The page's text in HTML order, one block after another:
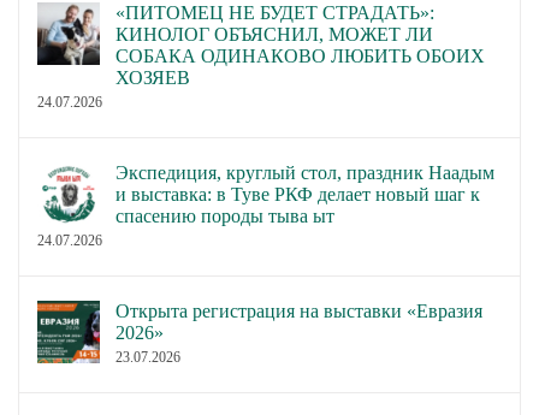
«ПИТОМЕЦ НЕ БУДЕТ СТРАДАТЬ»:
КИНОЛОГ ОБЪЯСНИЛ, МОЖЕТ ЛИ
СОБАКА ОДИНАКОВО ЛЮБИТЬ ОБОИХ
ХОЗЯЕВ
24.07.2026
Экспедиция, круглый стол, праздник Наадым
и выставка: в Туве РКФ делает новый шаг к
спасению породы тыва ыт
24.07.2026
Открыта регистрация на выставки «Евразия
2026»
23.07.2026